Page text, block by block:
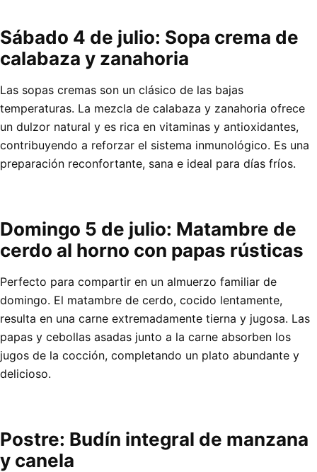
Sábado 4 de julio: Sopa crema de
calabaza y zanahoria
Las sopas cremas son un clásico de las bajas
temperaturas. La mezcla de calabaza y zanahoria ofrece
un dulzor natural y es rica en vitaminas y antioxidantes,
contribuyendo a reforzar el sistema inmunológico. Es una
preparación reconfortante, sana e ideal para días fríos.
Domingo 5 de julio: Matambre de
cerdo al horno con papas rústicas
Perfecto para compartir en un almuerzo familiar de
domingo. El matambre de cerdo, cocido lentamente,
resulta en una carne extremadamente tierna y jugosa. Las
papas y cebollas asadas junto a la carne absorben los
jugos de la cocción, completando un plato abundante y
delicioso.
Postre: Budín integral de manzana
y canela